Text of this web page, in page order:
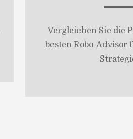
Vergleichen Sie die
besten Robo-Advisor